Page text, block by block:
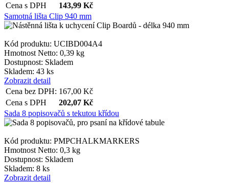
Cena s DPH 143,99 Kč
Samotná lišta Clip 940 mm
Kód produktu: UCIBD004A4
Hmotnost Netto: 0,39 kg
Dostupnost: Skladem
Skladem: 43 ks
Zobrazit detail
Cena bez DPH: 167,00 Kč
Cena s DPH
202,07 Kč
Sada 8 popisovačů s tekutou křídou
Kód produktu: PMPCHALKMARKERS
Hmotnost Netto: 0,3 kg
Dostupnost: Skladem
Skladem: 8 ks
Zobrazit detail